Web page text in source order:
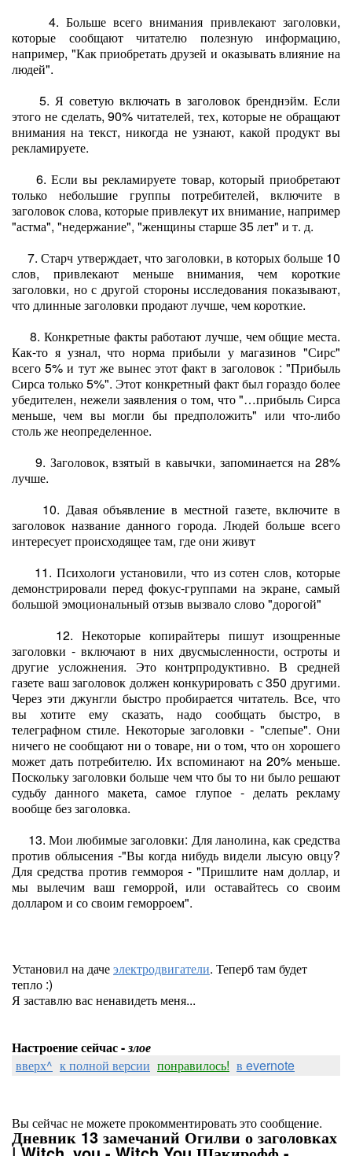
4. Больше всего внимания привлекают заголовки,
которые сообщают читателю полезную информацию,
например, "Как приобретать друзей и оказывать влияние на
людей".
5. Я советую включать в заголовок бренднэйм. Если
этого не сделать, 90% читателей, тех, которые не обращают
внимания на текст, никогда не узнают, какой продукт вы
рекламируете.
6. Если вы рекламируете товар, который приобретают
только небольшие группы потребителей, включите в
заголовок слова, которые привлекут их внимание, например
"астма", "недержание", "женщины старше 35 лет" и т. д.
7. Старч утверждает, что заголовки, в которых больше 10
слов, привлекают меньше внимания, чем короткие
заголовки, но с другой стороны исследования показывают,
что длинные заголовки продают лучше, чем короткие.
8. Конкретные факты работают лучше, чем общие места.
Как-то я узнал, что норма прибыли у магазинов "Сирс"
всего 5% и тут же вынес этот факт в заголовок : "Прибыль
Сирса только 5%". Этот конкретный факт был гораздо более
убедителен, нежели заявления о том, что "…прибыль Сирса
меньше, чем вы могли бы предположить" или что-либо
столь же неопределенное.
9. Заголовок, взятый в кавычки, запоминается на 28%
лучше.
10. Давая объявление в местной газете, включите в
заголовок название данного города. Людей больше всего
интересует происходящее там, где они живут
11. Психологи установили, что из сотен слов, которые
демонстрировали перед фокус-группами на экране, самый
большой эмоциональный отзыв вызвало слово "дорогой"
12. Некоторые копирайтеры пишут изощренные
заголовки - включают в них двусмысленности, остроты и
другие усложнения. Это контрпродуктивно. В средней
газете ваш заголовок должен конкурировать с 350 другими.
Через эти джунгли быстро пробирается читатель. Все, что
вы хотите ему сказать, надо сообщать быстро, в
телеграфном стиле. Некоторые заголовки - "слепые". Они
ничего не сообщают ни о товаре, ни о том, что он хорошего
может дать потребителю. Их вспоминают на 20% меньше.
Поскольку заголовки больше чем что бы то ни было решают
судьбу данного макета, самое глупое - делать рекламу
вообще без заголовка.
13. Мои любимые заголовки: Для ланолина, как средства
против облысения -"Вы когда нибудь видели лысую овцу?
Для средства против геммороя - "Пришлите нам доллар, и
мы вылечим ваш геморрой, или оставайтесь со своим
долларом и со своим геморроем".
Установил на дачеэлектродвигатели. Теперб там будет
тепло :)
Я заставлю вас ненавидеть меня...
Настроение сейчас -злое
вверх^ к полной версии понравилось! в evernote
Вы сейчас не можете прокомментировать это сообщение.
Дневник 13 замечаний Огилви о заголовках